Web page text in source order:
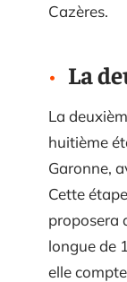
Cazères.
La
La
huitième
Garonne,
Cette
proposera
longue de
elle